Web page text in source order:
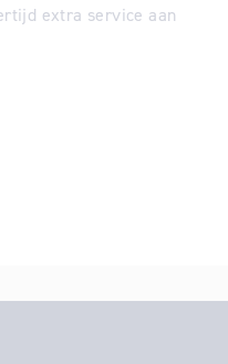
extra service aan